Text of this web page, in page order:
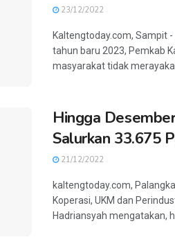
23/12/2022
Kaltengtoday.com, Sampit
tahun baru 2023, Pemkab
masyarakat tidak merayakan
Hingga
Salurkan 33.675
21/12/2022
kaltengtoday.com,
Koperasi, UKM dan
Hadriansyah mengatakan,